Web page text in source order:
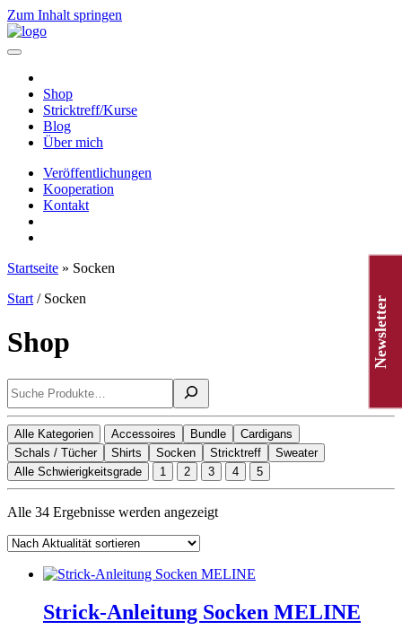
Zum Inhalt springen
Hauptnavigation
Shop
Stricktreff/Kurse
Blog
Über mich
Veröffentlichungen
Kooperation
Kontakt
Startseite » Socken
Start / Socken
Shop
Suchen
Alle Kategorien Accessoires Bundle
Cardigans
Schals / Tücher
Shirts Socken Stricktreff
Sweater
Alle Schwierigkeitsgrade
1 2 3 4 5
Alle 34 Ergebnisse werden angezeigtNach
Strick-Anleitung Socken MELINE
Newsletter